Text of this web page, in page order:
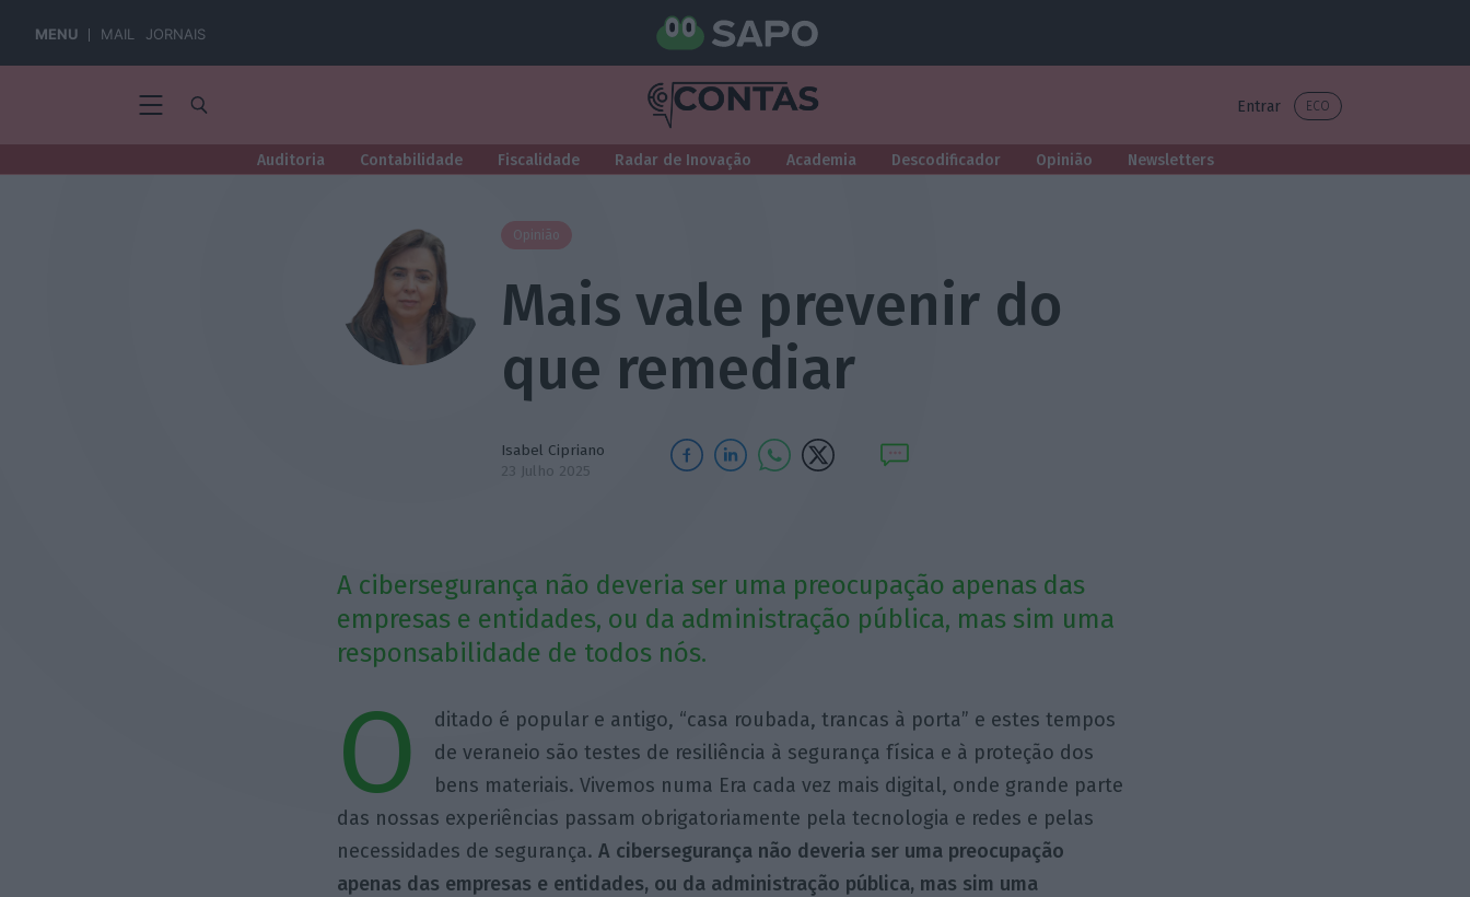
MENU MAIL JORNAIS
Entrar ECO
Auditoria Contabilidade Fiscalidade Radar de Inovação Academia Descodificador Opinião Newsletters
Opinião
Mais vale prevenir do
que remediar
Isabel Cipriano
23 Julho 2025
A cibersegurança não deveria ser uma preocupação apenas das
empresas e entidades, ou da administração pública, mas sim uma
responsabilidade de todos nós.
O
ditado é popular e antigo, “casa roubada, trancas à porta” e estes tempos
de veraneio são testes de resiliência à segurança física e à proteção dos
bens materiais. Vivemos numa Era cada vez mais digital, onde grande parte
das nossas experiências passam obrigatoriamente pela tecnologia e redes e pelas
necessidades de segurança.A cibersegurança não deveria ser uma preocupação
apenas das empresas e entidades, ou da administração pública, mas sim uma